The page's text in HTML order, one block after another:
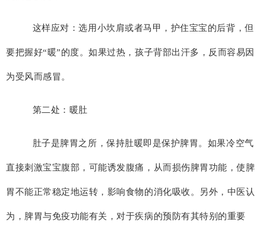
这样应对：选用小坎肩或者马甲，护住宝宝的后背，但
要把握好“暖”的度。如果过热，孩子背部出汗多，反而容易因
为受风而感冒。
第二处：暖肚
肚子是脾胃之所，保持肚暖即是保护脾胃。如果冷空气
直接刺激宝宝腹部，可能诱发腹痛，从而损伤脾胃功能，使脾
胃不能正常稳定地运转，影响食物的消化吸收。另外，中医认
为，脾胃与免疫功能有关，对于疾病的预防有其特别的重要